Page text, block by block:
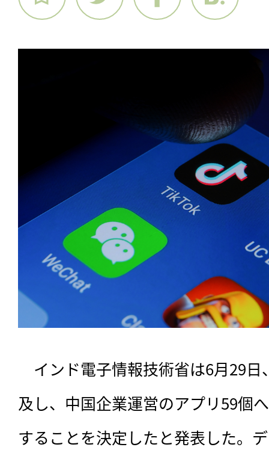
インド電子情報技術省は6月29日
及し、中国企業運営のアプリ59個
することを決定したと発表した。